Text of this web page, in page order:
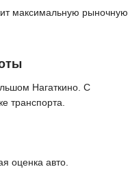
максимальную рыночную
Нагаткино. С
транспорта.
оценка авто.